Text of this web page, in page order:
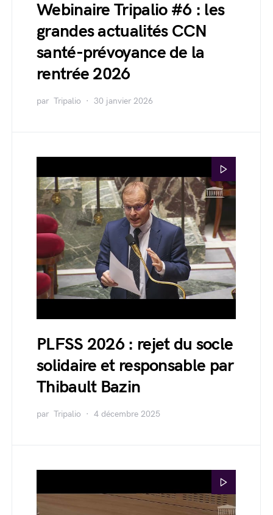
Webinaire Tripalio #6 : les
grandes actualités CCN
santé-prévoyance de la
rentrée 2026
par Tripalio 30 janvier 2026
PLFSS 2026 : rejet du socle
solidaire et responsable par
Thibault Bazin
par Tripalio 4 décembre 2025